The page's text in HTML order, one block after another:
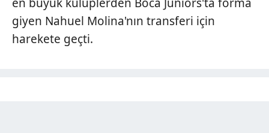
giyen Nahuel Molina'nın transferi için
harekete geçti.